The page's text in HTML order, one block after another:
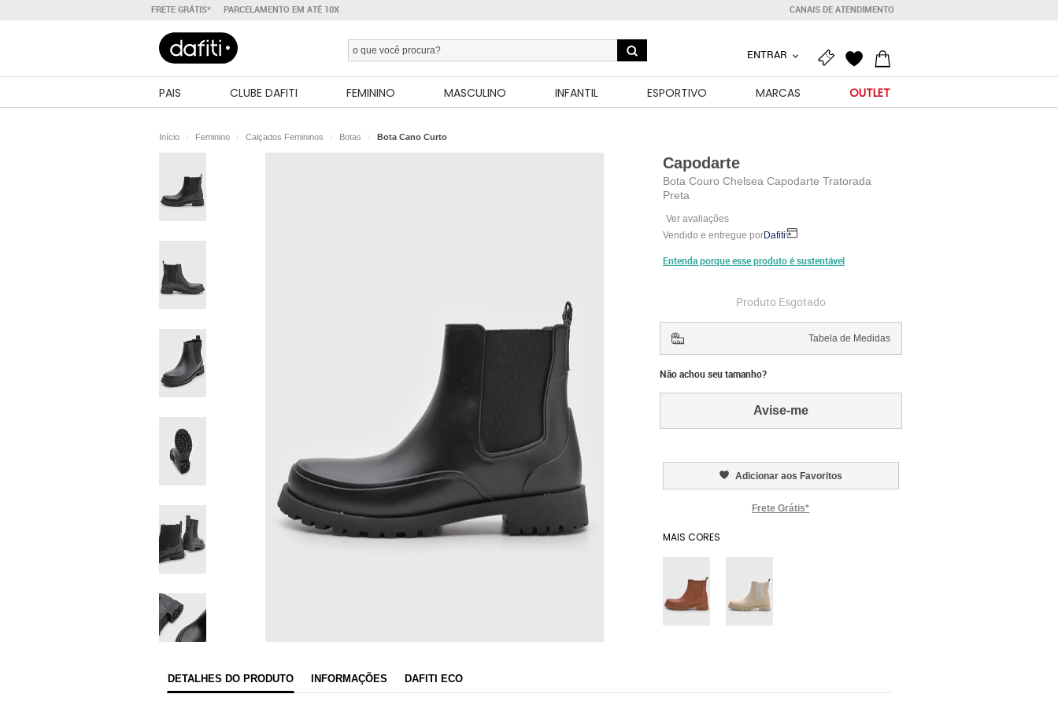
FRETE GRÁTIS* PARCELAMENTO EM ATÉ 10X CANAIS DE ATENDIMENTO
ENTRAR
PAIS CLUBE DAFITI FEMININO MASCULINO INFANTIL ESPORTIVO MARCAS OUTLET
Início Feminino Calçados Femininos Botas Bota Cano Curto
Capodarte
Bota Couro Chelsea Capodarte Tratorada
Preta
Ver avaliações
Vendido e entregue porDafiti
Dafiti
Entenda porque esse produto é sustentável
Produto Esgotado
Tabela de Medidas
Não achou seu tamanho?
Avise-me
Adicionar aos Favoritos
Frete Grátis*
MAIS CORES
DETALHES DO PRODUTO INFORMAÇÕES DAFITI ECO